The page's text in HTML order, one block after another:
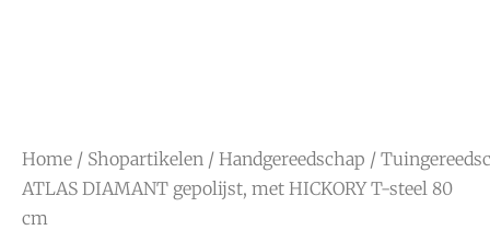
Home / Shopartikelen / Handgereedschap /
ATLAS DIAMANT gepolijst, met HICKORY T-steel 80
cm